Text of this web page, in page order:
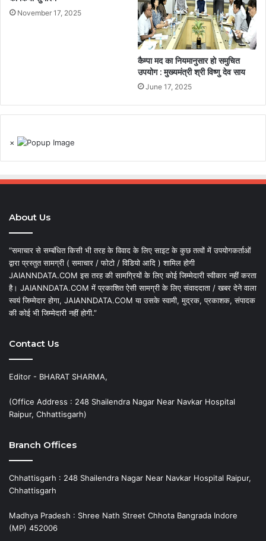
November 17, 2025
कैम्पा मद का नियमानुसार हो समुचित
उपयोग : मुख्यमंत्री श्री विष्णु देव साय
June 17, 2025
×
About Us
“समाचार से सम्बंधित किसी भी तरह के विवाद के लिए साइट के कुछ तत्वों में उपयोगकर्ताओं
द्वारा प्रस्तुत सामग्री ( समाचार / फोटो / विडियो आदि ) शामिल होगी
JAIANNDATA.COM इस तरह की सामग्रियों के लिए कोई जिम्मेदारी स्वीकार नहीं करता
है। JAIANNDATA.COM में प्रकाशित ऐसी सामग्री के लिए संवाददाता / खबर देने वाला
स्वयं जिम्मेदार होगा, JAIANNDATA.COM या उसके स्वामी, मुद्रक, प्रकाशक, संपादक
की कोई भी जिम्मेदारी नहीं होगी.”
Contact Us
Editor - BHARAT SHARMA,
(Office Address : 248 Shailendra Nagar Near Navkar Hospital
Raipur, Chhattisgarh)
Branch Offices
Chhattisgarh : 248 Shailendra Nagar Near Navkar Hospital Raipur,
Chhattisgarh
Madhya Pradesh : Shree Nath Street Chhota Bangrada Indore
(MP) 452006